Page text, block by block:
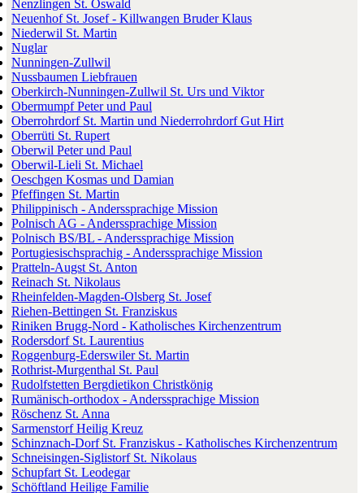
Nenzlingen St. Oswald
Neuenhof St. Josef - Killwangen Bruder Klaus
Niederwil St. Martin
Nuglar
Nunningen-Zullwil
Nussbaumen Liebfrauen
Oberkirch-Nunningen-Zullwil St. Urs und Viktor
Obermumpf Peter und Paul
Oberrohrdorf St. Martin und Niederrohrdorf Gut Hirt
Oberrüti St. Rupert
Oberwil Peter und Paul
Oberwil-Lieli St. Michael
Oeschgen Kosmas und Damian
Pfeffingen St. Martin
Philippinisch - Anderssprachige Mission
Polnisch AG - Anderssprachige Mission
Polnisch BS/BL - Anderssprachige Mission
Portugiesischsprachig - Anderssprachige Mission
Pratteln-Augst St. Anton
Reinach St. Nikolaus
Rheinfelden-Magden-Olsberg St. Josef
Riehen-Bettingen St. Franziskus
Riniken Brugg-Nord - Katholisches Kirchenzentrum
Rodersdorf St. Laurentius
Roggenburg-Ederswiler St. Martin
Rothrist-Murgenthal St. Paul
Rudolfstetten Bergdietikon Christkönig
Rumänisch-orthodox - Anderssprachige Mission
Röschenz St. Anna
Sarmenstorf Heilig Kreuz
Schinznach-Dorf St. Franziskus - Katholisches Kirchenzentrum
Schneisingen-Siglistorf St. Nikolaus
Schupfart St. Leodegar
Schöftland Heilige Familie